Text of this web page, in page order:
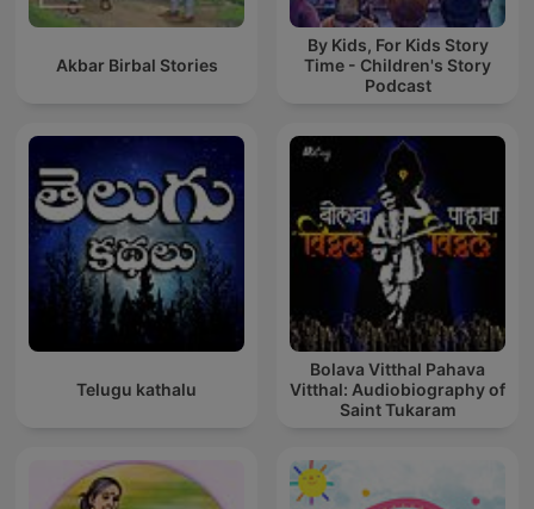
Akbar Birbal Stories
By Kids, For Kids Story
Time - Children's Story
Podcast
Telugu kathalu
Bolava Vitthal Pahava
Vitthal: Audiobiography of
Saint Tukaram